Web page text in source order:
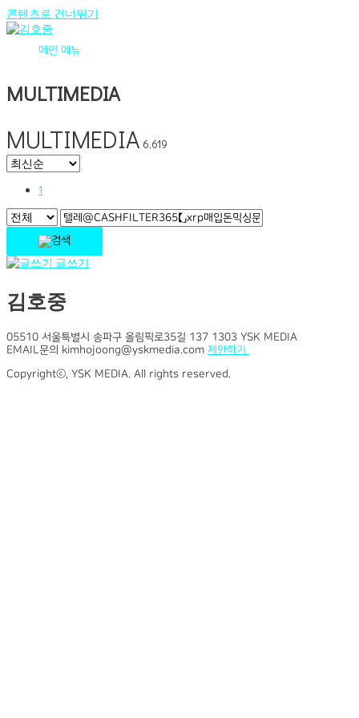
콘텐츠로 건너뛰기
메인 메뉴
MULTIMEDIA
MULTIMEDIA 6,619
1
글쓰기
김호중
05510 서울특별시 송파구 올림픽로35길 137 1303 YSK MEDIA
EMAIL문의 kimhojoong@yskmedia.com 제안하기
Copyrightⓒ, YSK MEDIA. All rights reserved.